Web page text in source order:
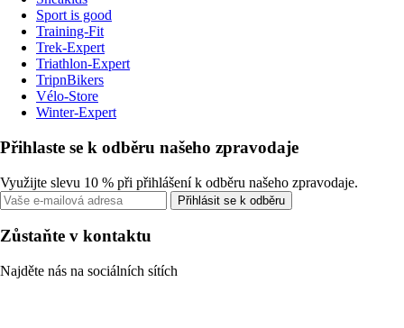
Sport is good
Training-Fit
Trek-Expert
Triathlon-Expert
TripnBikers
Vélo-Store
Winter-Expert
Přihlaste se k odběru našeho zpravodaje
Využijte slevu 10 % při přihlášení k odběru našeho zpravodaje.
Přihlásit se k odběru
Zůstaňte v kontaktu
Najděte nás na sociálních sítích